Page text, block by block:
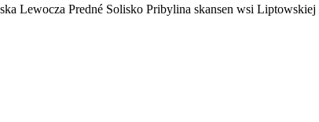
Lewocza Predné Solisko Pribylina skansen wsi